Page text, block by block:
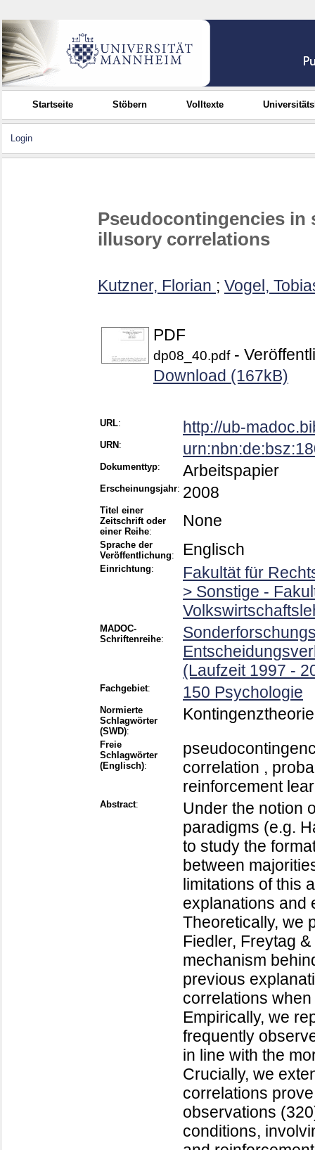
Startseite Stöbern Volltexte
Login
Pseudocontingencies in
illusory correlations
Kutzner, Florian ; Vogel,
PDF
dp08_40.pdf-
Download (167kB)
URL: http://ub-
URN :
Dokumenttyp: Arbeitspapier
Erscheinungsjahr: 2008
Titel einer
Zeitschrift oder
einer Reihe:
None
Sprache der
Veröffentlichung: Englisch
Einrichtung:
Fakultät für
> Sonstige -
MADOC-
Schriftenreihe:
(Laufzeit 1997 -
Fachgebiet: 150 Psychologie
Normierte
Schlagwörter
(SWD):
Kontingenztheorie
Freie
Schlagwörter
(Englisch):
correlation ,
reinforcement
Abstract:
Under the notion
paradigms (e.g.
to study the
between
limitations of this
explanations and
Theoretically, we
Fiedler, Freytag
mechanism
previous
correlations
Empirically, we
frequently
in line with the
Crucially, we
correlations
observations
conditions,